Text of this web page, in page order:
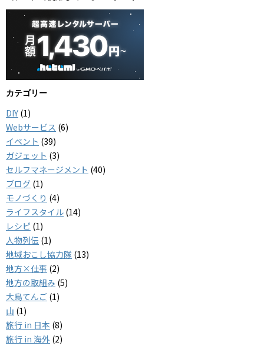
カテゴリー
DIY (1)
Webサービス (6)
イベント (39)
ガジェット (3)
セルフマネージメント (40)
ブログ (1)
モノづくり (4)
ライフスタイル (14)
レシピ (1)
人物列伝 (1)
地域おこし協力隊 (13)
地方×仕事 (2)
地方の取組み (5)
大鳥てんご (1)
山 (1)
旅行 in 日本 (8)
旅行 in 海外 (2)